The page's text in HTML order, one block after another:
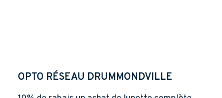
OPTO RÉSEAU DRUMMONDVILLE